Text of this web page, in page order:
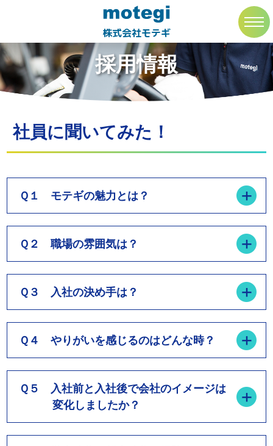
株式会社モテギ
採用情報 社員に聞いてみた！
採用情報
社員に聞いてみた！
Ｑ１ モテギの魅力とは？
Ｑ２ 職場の雰囲気は？
Ｑ３ 入社の決め手は？
Ｑ４ やりがいを感じるのはどんな時？
Ｑ５ 入社前と入社後で会社のイメージは
変化しましたか？